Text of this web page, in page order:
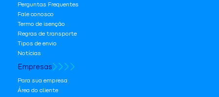
Perguntas Frequentes
Fale conosco
Termo de isenção
Regras de transporte
Tipos de envio
Notícias
Empresas
Para sua empresa
Área do cliente